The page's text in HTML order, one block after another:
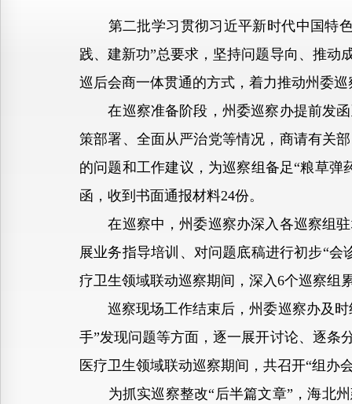
第二批学习贯彻习近平新时代中国特色
践、建新功”总要求，坚持问题导向、推动
巡后会商一体贯通的方式，着力推动州委
在巡察准备阶段，州委巡察办提前发函
策部署、全面从严治党等情况，商请有关
的问题和工作建议，为巡察组备足“粮草
函，收到书面通报材料24份。
在巡察中，州委巡察办深入各巡察组驻
展业务指导培训、对问题底稿进行初步“
疗卫生领域联动巡察期间，深入6个巡察组
巡察现场工作结束后，州委巡察办及时
手”发现问题等方面，逐一展开讨论、逐条
医疗卫生领域联动巡察期间，共召开“组办
为抓实巡察整改“后半篇文章”，海北州